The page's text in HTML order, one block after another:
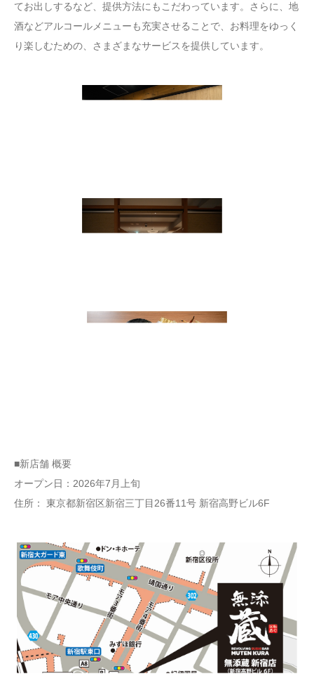
てお出しするなど、提供方法にもこだわっています。さらに、地
酒などアルコールメニューも充実させることで、お料理をゆっく
り楽しむための、さまざまなサービスを提供しています。
■新店舗 概要
オープン日：2026年7月上旬
住所： 東京都新宿区新宿三丁目26番11号 新宿高野ビル6F